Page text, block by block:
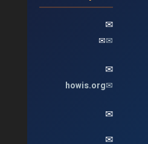
✉
✉
✉
✉
✉
howis.org
✉
✉